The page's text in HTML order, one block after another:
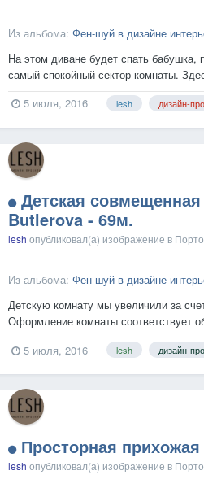
Из альбома: Фен-шуй в дизайне
На этом диване будет спать бабушка,
самый спокойный сектор комнаты.
финансов или других материальных
человеку, которой ценит больше всего
5 июля, 2016 lesh дизайн-
Детская
Butlerova - 69м.
lesh опубликовал(а) изображение в
Из альбома: Фен-шуй в дизайне
Детскую комнату мы увеличили за
Оформление комнаты соответствует
квартиры, но здесь есть свои
красного цвета) помогут направить
5 июля, 2016 lesh дизайн-
Просторная
lesh опубликовал(а) изображение в